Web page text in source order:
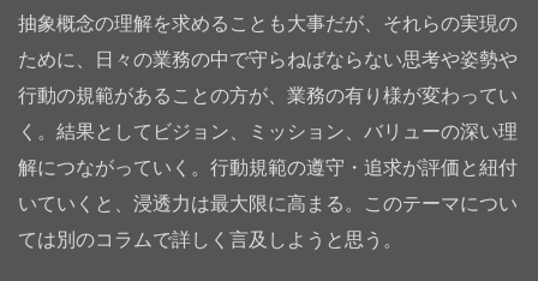
抽象概念の理解を求めることも大事だが、それらの実現の
ために、日々の業務の中で守らねばならない思考や姿勢や
行動の規範があることの方が、業務の有り様が変わってい
く。結果としてビジョン、ミッション、バリューの深い理
解につながっていく。行動規範の遵守・追求が評価と紐付
いていくと、浸透力は最大限に高まる。このテーマについ
ては別のコラムで詳しく言及しようと思う。